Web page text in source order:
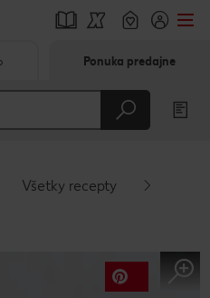
Ponuka predajne
Všetky recepty